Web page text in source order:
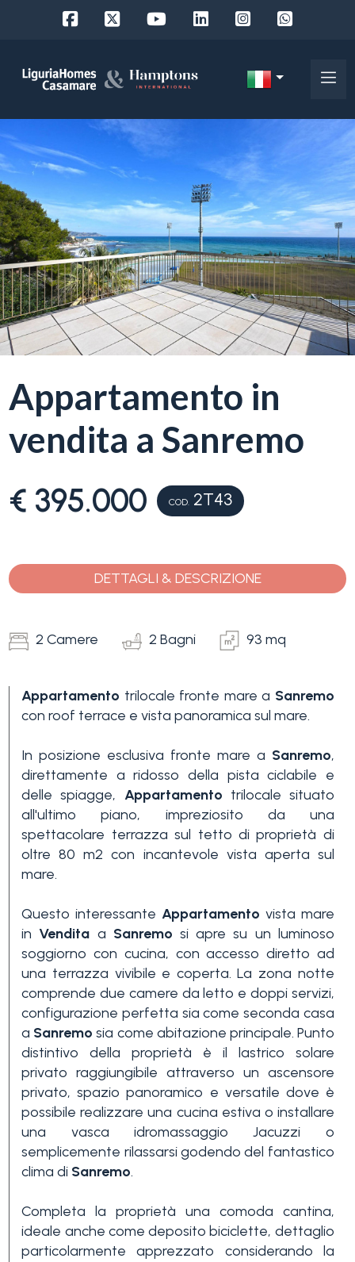
Appartamento in
vendita a Sanremo
€ 395.000 COD. 2T43
DETTAGLI & DESCRIZIONE
2 Camere 2 Bagni 93 mq
Appartamento trilocale fronte mare a Sanremo
con roof terrace e vista panoramica sul mare.
In posizione esclusiva fronte mare a Sanremo,
direttamente a ridosso della pista ciclabile e
delle spiagge, Appartamento trilocale situato
all'ultimo piano, impreziosito da una
spettacolare terrazza sul tetto di proprietà di
oltre 80 m2 con incantevole vista aperta sul
mare.
Questo interessante Appartamento vista mare
in Vendita a Sanremo si apre su un luminoso
soggiorno con cucina, con accesso diretto ad
una terrazza vivibile e coperta. La zona notte
comprende due camere da letto e doppi servizi,
configurazione perfetta sia come seconda casa
a Sanremo sia come abitazione principale. Punto
distintivo della proprietà è il lastrico solare
privato raggiungibile attraverso un ascensore
privato, spazio panoramico e versatile dove è
possibile realizzare una cucina estiva o installare
una vasca idromassaggio Jacuzzi o
semplicemente rilassarsi godendo del fantastico
clima di Sanremo.
Completa la proprietà una comoda cantina,
ideale anche come deposito biciclette, dettaglio
particolarmente apprezzato considerando la
EN
RU
Chi
siamo
I
nostri
La
Liguria
case
( 0)
dove
Provincia
Comune
Tipologia
-
Qualsiasi
Residenziali
Camere
minime
Qualsiasi
1
2
3+
Altre
opzioni
multiscelta